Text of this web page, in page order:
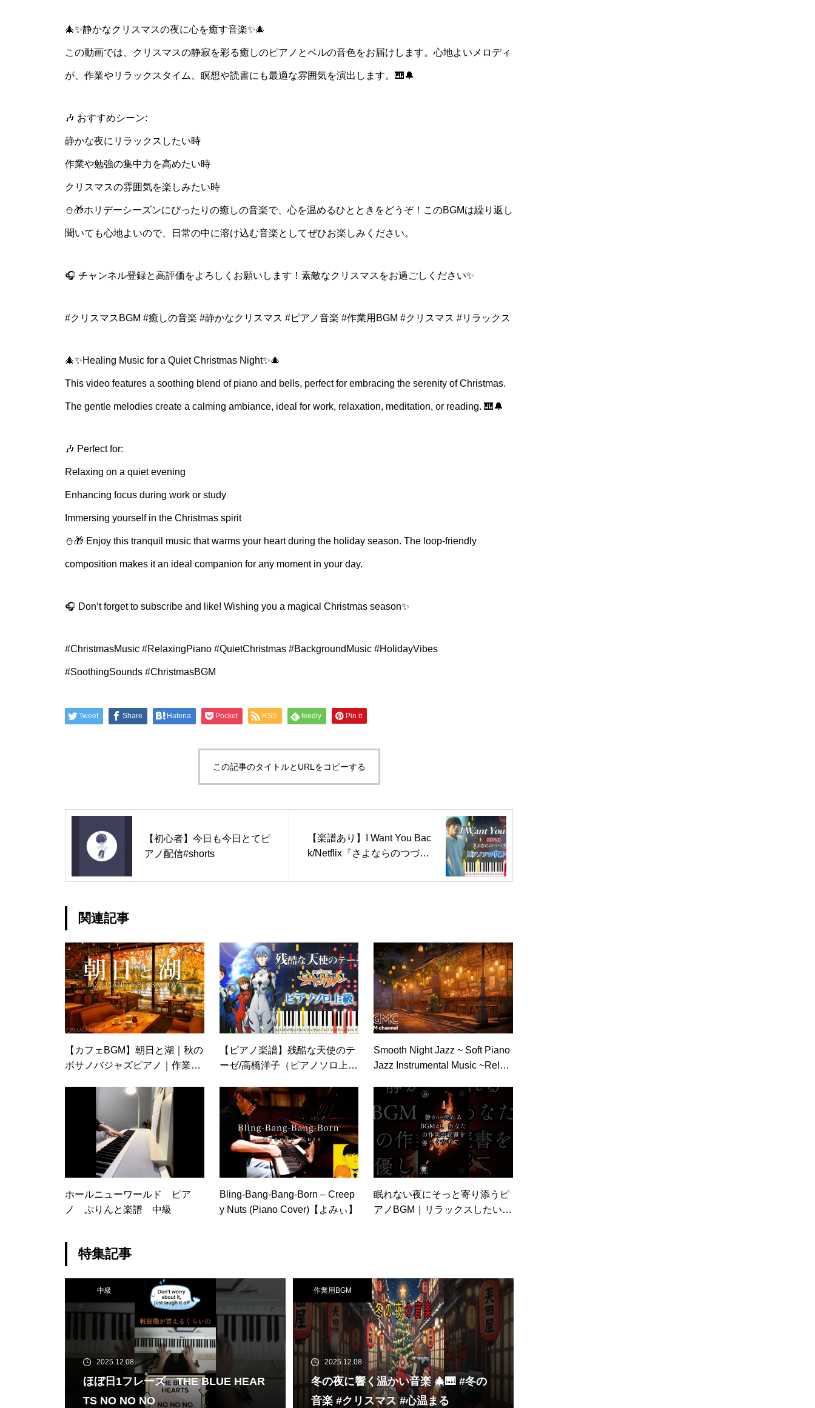
🎄✨静かなクリスマスの夜に心を癒す音楽✨🎄
この動画では、クリスマスの静寂を彩る癒しのピアノとベルの音色をお届けします。心地よいメロディ
が、作業やリラックスタイム、瞑想や読書にも最適な雰囲気を演出します。🎹🔔
🎶 おすすめシーン:
静かな夜にリラックスしたい時
作業や勉強の集中力を高めたい時
クリスマスの雰囲気を楽しみたい時
⛄️🎁ホリデーシーズンにぴったりの癒しの音楽で、心を温めるひとときをどうぞ！このBGMは繰り返し
聞いても心地よいので、日常の中に溶け込む音楽としてぜひお楽しみください。
🎧 チャンネル登録と高評価をよろしくお願いします！素敵なクリスマスをお過ごしください✨
#クリスマスBGM #癒しの音楽 #静かなクリスマス #ピアノ音楽 #作業用BGM #クリスマス #リラックス
🎄✨Healing Music for a Quiet Christmas Night✨🎄
This video features a soothing blend of piano and bells, perfect for embracing the serenity of Christmas.
The gentle melodies create a calming ambiance, ideal for work, relaxation, meditation, or reading. 🎹🔔
🎶 Perfect for:
Relaxing on a quiet evening
Enhancing focus during work or study
Immersing yourself in the Christmas spirit
⛄️🎁 Enjoy this tranquil music that warms your heart during the holiday season. The loop-friendly
composition makes it an ideal companion for any moment in your day.
🎧 Don’t forget to subscribe and like! Wishing you a magical Christmas season✨
#ChristmasMusic #RelaxingPiano #QuietChristmas #BackgroundMusic #HolidayVibes
#SoothingSounds #ChristmasBGM
Tweet Share Hatena Pocket RSS feedly Pin it
この記事のタイトルとURLをコピーする
【初心者】今日も今日とてピ
アノ配信#shorts
【楽譜あり】I Want You Bac
k/Netflix『さよならのつづ
上級）【ピアノアレンジ楽
関連記事
【カフェBGM】朝日と湖｜秋の
ボサノバジャズピアノ｜作業
【ピアノ楽譜】残酷な天使のテ
ーゼ/高橋洋子（ピアノソロ上
リオン』主題歌【ピアノアレン
ジ楽譜】
Smooth Night Jazz ~ Soft Piano
Jazz Instrumental Music ~Relaxi
ホールニューワールド ピア
ノ ぷりんと楽譜 中級
Bling‐Bang‐Bang‐Born – Creep
y Nuts (Piano Cover)【よみぃ】
眠れない夜にそっと寄り添うピ
アノBGM｜リラックスしたい夜
特集記事
中級
2025.12.08
ほぼ日1フレーズ THE BLUE HEAR
TS NO NO NO
作業用BGM
2025.12.08
冬の夜に響く温かい音楽 🎄🎹 #冬の
音楽 #クリスマス #心温まる